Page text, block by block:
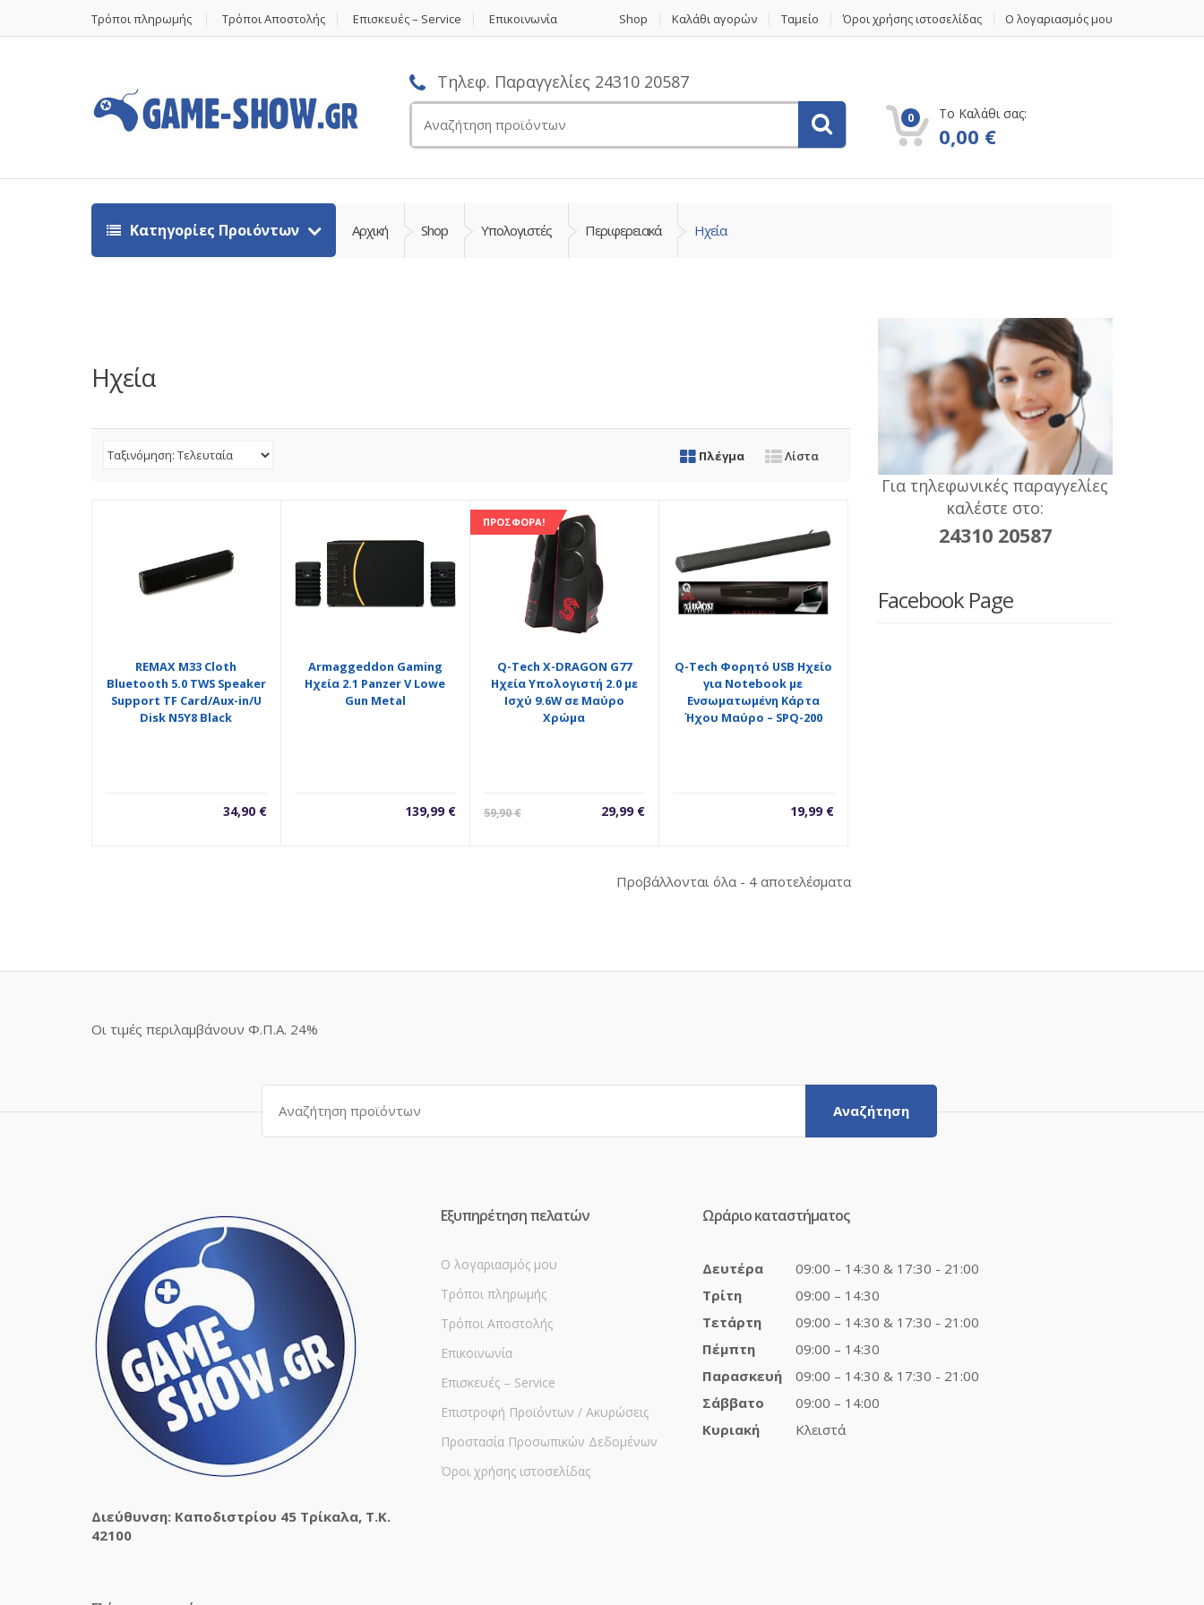
Τρόποι πληρωμής Τρόποι Αποστολής Επισκευές – Service Επικοινωνία Shop Καλάθι αγορών Ταμείο Όροι χρήσης ιστοσελίδας Ο λογαριασμός μου
Τηλεφ. Παραγγελίες 24310 20587
για:
0 Το Καλάθι σας:
0,00 €
Κατηγορίες Προιόντων Αρχική Shop Υπολογιστές Περιφερειακά Ηχεία
Ηχεία
Πλέγμα Λίστα
REMAX M33 Cloth
Bluetooth 5.0 TWS Speaker
Support TF Card/Aux-in/U
Disk N5Y8 Black
34,90 €
Armaggeddon Gaming
Ηχεία 2.1 Panzer V Lowe
Gun Metal
139,99 €
ΠΡΟΣΦΟΡΆ!
Q-Tech X-DRAGON G77
Ηχεία Υπολογιστή 2.0 με
Ισχύ 9.6W σε Μαύρο
Χρώμα
59,90€
Original
29,99 €
Η
29,99 €.
Q-Tech Φορητό USB Ηχείο
για Notebook με
Ενσωματωμένη Κάρτα
Ήχου Μαύρο – SPQ-200
19,99 €
Προβάλλονται όλα - 4 αποτελέσματαSorted
Για τηλεφωνικές παραγγελίες
καλέστε στο:
24310 20587
Facebook Page
Οι τιμές περιλαμβάνουν Φ.Π.Α. 24%
Αναζήτηση
για:
Αναζήτηση
Διεύθυνση: Καποδιστρίου 45 Τρίκαλα, Τ.Κ.
42100
Εξυπηρέτηση πελατών
Ο λογαριασμός μου
Τρόποι πληρωμής
Τρόποι Αποστολής
Επικοινωνία
Επισκευές – Service
Επιστροφή Προϊόντων / Ακυρώσεις
Προστασία Προσωπικών Δεδομένων
Όροι χρήσης ιστοσελίδας
Ωράριο καταστήματος
Δευτέρα
09:00 – 14:30 & 17:30 - 21:00
Τρίτη
09:00 – 14:30
Τετάρτη
09:00 – 14:30 & 17:30 - 21:00
Πέμπτη
09:00 – 14:30
Παρασκευή
09:00 – 14:30 & 17:30 - 21:00
Σάββατο
09:00 – 14:00
Κυριακή
Κλειστά